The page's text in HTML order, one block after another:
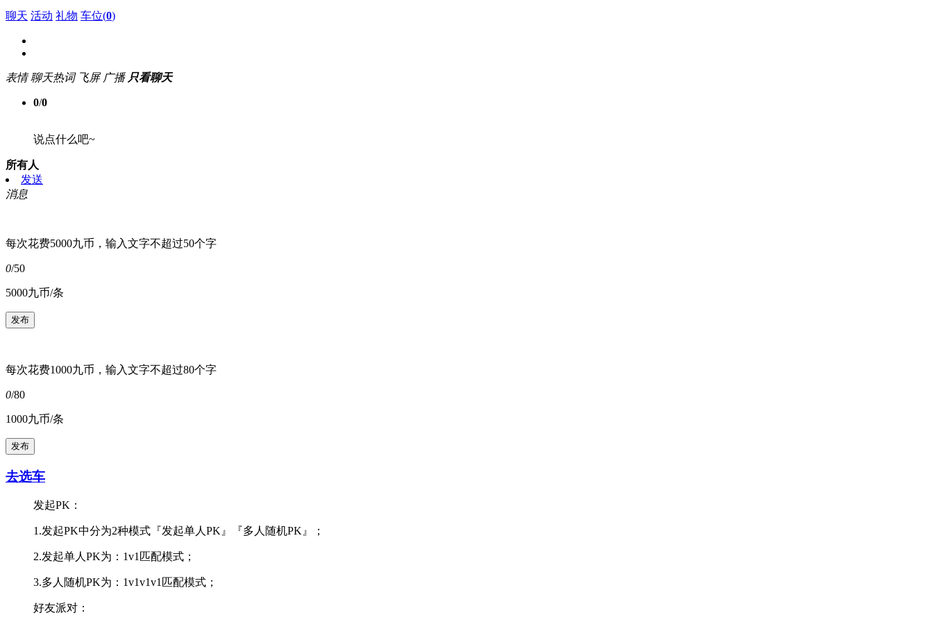
聊天 活动 礼物 车位(0)
表情 聊天热词 飞屏 广播 只看聊天
0/0
说点什么吧~
所有人
发送
消息
每次花费5000九币，输入文字不超过50个字
0/50
5000九币/条
每次花费1000九币，输入文字不超过80个字
0/80
1000九币/条
去选车
发起PK：
1.发起PK中分为2种模式『发起单人PK』『多人随机PK』；
2.发起单人PK为：1v1匹配模式；
3.多人随机PK为：1v1v1v1匹配模式；
好友派对：